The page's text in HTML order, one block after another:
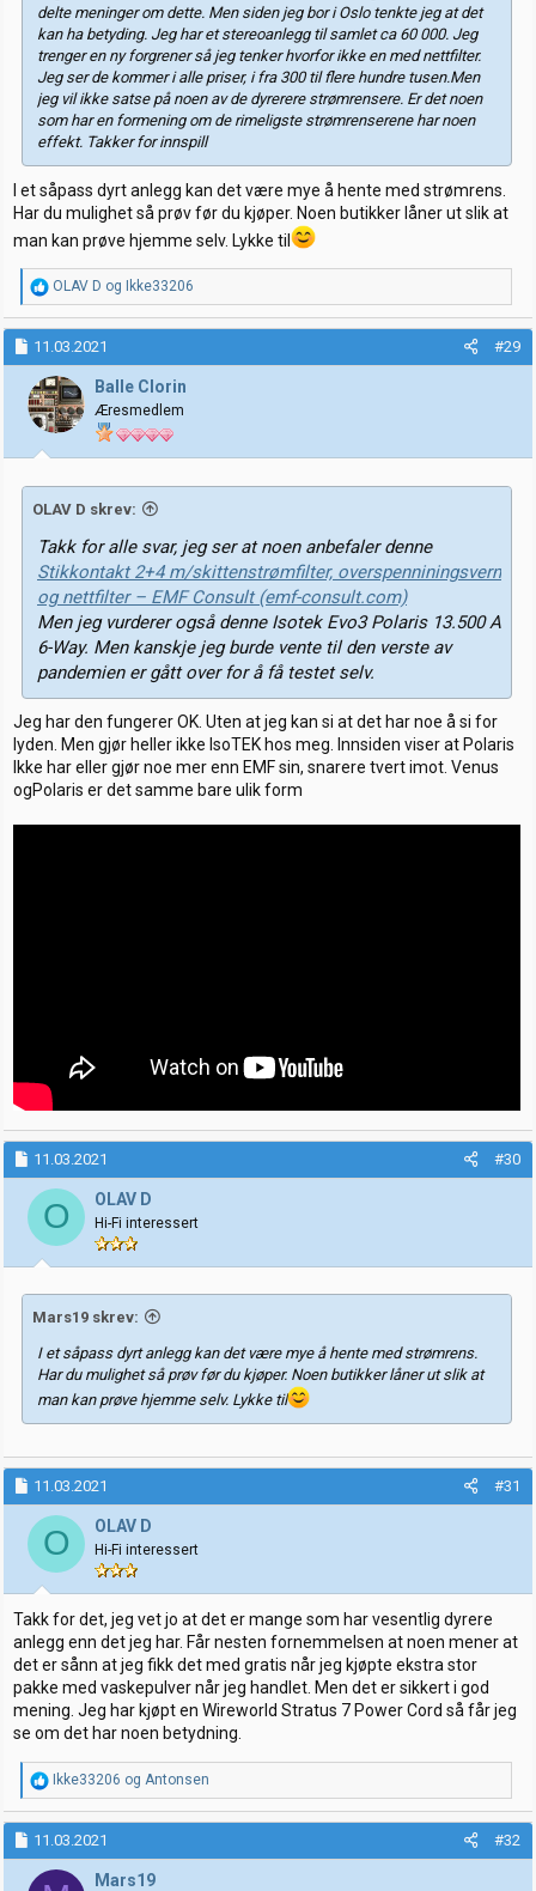
delte meninger om dette. Men siden jeg bor i Oslo tenkte jeg at det
kan ha betyding. Jeg har et stereoanlegg til samlet ca 60 000. Jeg
trenger en ny forgrener så jeg tenker hvorfor ikke en med nettfilter.
Jeg ser de kommer i alle priser, i fra 300 til flere hundre tusen.Men
jeg vil ikke satse på noen av de dyrerere strømrensere. Er det noen
som har en formening om de rimeligste strømrenserene har noen
effekt. Takker for innspill
I et såpass dyrt anlegg kan det være mye å hente med strømrens.
Har du mulighet så prøv før du kjøper. Noen butikker låner ut slik at
man kan prøve hjemme selv. Lykke til
R
e
a
k
s
j
o
n
e
r
OLAV D og Ikke33206
11.03.2021 #29
Balle Clorin
Æresmedlem
OLAV D skrev:
Takk for alle svar, jeg ser at noen anbefaler denne
Stikkontakt 2+4 m/skittenstrømfilter, overspenniningsvern
og nettfilter – EMF Consult (emf-consult.com)
Men jeg vurderer også denne Isotek Evo3 Polaris 13.500 A
6-Way. Men kanskje jeg burde vente til den verste av
pandemien er gått over for å få testet selv.
Jeg har den fungerer OK. Uten at jeg kan si at det har noe å si for
lyden. Men gjør heller ikke IsoTEK hos meg. Innsiden viser at Polaris
Ikke har eller gjør noe mer enn EMF sin, snarere tvert imot. Venus
ogPolaris er det samme bare ulik form
11.03.2021 #30
O OLAV D
Hi-Fi interessert
Mars19 skrev:
I et såpass dyrt anlegg kan det være mye å hente med strømrens.
Har du mulighet så prøv før du kjøper. Noen butikker låner ut slik at
man kan prøve hjemme selv. Lykke til
11.03.2021 #31
O OLAV D
Hi-Fi interessert
Takk for det, jeg vet jo at det er mange som har vesentlig dyrere
anlegg enn det jeg har. Får nesten fornemmelsen at noen mener at
det er sånn at jeg fikk det med gratis når jeg kjøpte ekstra stor
pakke med vaskepulver når jeg handlet. Men det er sikkert i god
mening. Jeg har kjøpt en Wireworld Stratus 7 Power Cord så får jeg
se om det har noen betydning.
R
e
a
k
j
Ikke33206 og Antonsen
11.03.2021 #32
Mars19